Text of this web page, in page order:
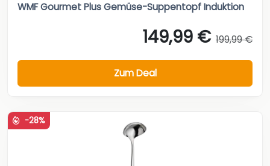
WMF Gourmet Plus Gemüse-Suppentopf Induktion
149,99 € 199,99 €
Zum Deal
-28%